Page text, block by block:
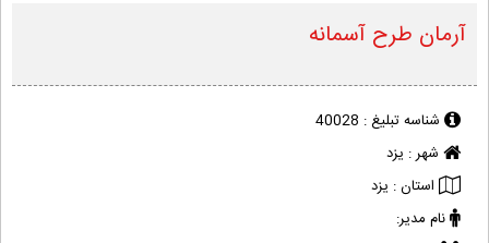
آرمان طرح آسمانه
شناسه تبلیغ : 40028
شهر : یزد
استان : یزد
نام مدیر: